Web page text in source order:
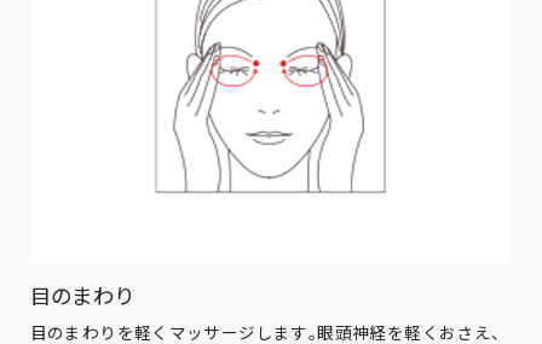
目のまわり
目のまわりを軽くマッサージします｡眼頭神経を軽くおさえ、